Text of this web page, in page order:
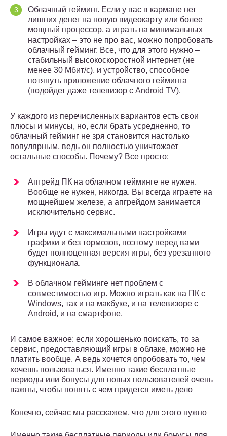
Облачный гейминг. Если у вас в кармане нет
лишних денег на новую видеокарту или более
мощный процессор, а играть на минимальных
настройках – это не про вас, можно попробовать
облачный гейминг. Все, что для этого нужно –
стабильный высокоскоростной интернет (не
менее 30 Мбит/с), и устройство, способное
потянуть приложение облачного гейминга
(подойдет даже телевизор с Android TV).
У каждого из перечисленных вариантов есть свои
плюсы и минусы, но, если брать усредненно, то
облачный гейминг не зря становится настолько
популярным, ведь он полностью уничтожает
остальные способы. Почему? Все просто:
Апгрейд ПК на облачном гейминге не нужен.
Вообще не нужен, никогда. Вы всегда играете на
мощнейшем железе, а апгрейдом занимается
исключительно сервис.
Игры идут с максимальными настройками
графики и без тормозов, поэтому перед вами
будет полноценная версия игры, без урезанного
функционала.
В облачном гейминге нет проблем с
совместимостью игр. Можно играть как на ПК с
Windows, так и на макбуке, и на телевизоре с
Android, и на смартфоне.
И самое важное: если хорошенько поискать, то за
сервис, предоставляющий игры в облаке, можно не
платить вообще. А ведь хочется опробовать то, чем
хочешь пользоваться. Именно такие бесплатные
периоды или бонусы для новых пользователей очень
важны, чтобы понять с чем придется иметь дело
Конечно, сейчас мы расскажем, что для этого нужно